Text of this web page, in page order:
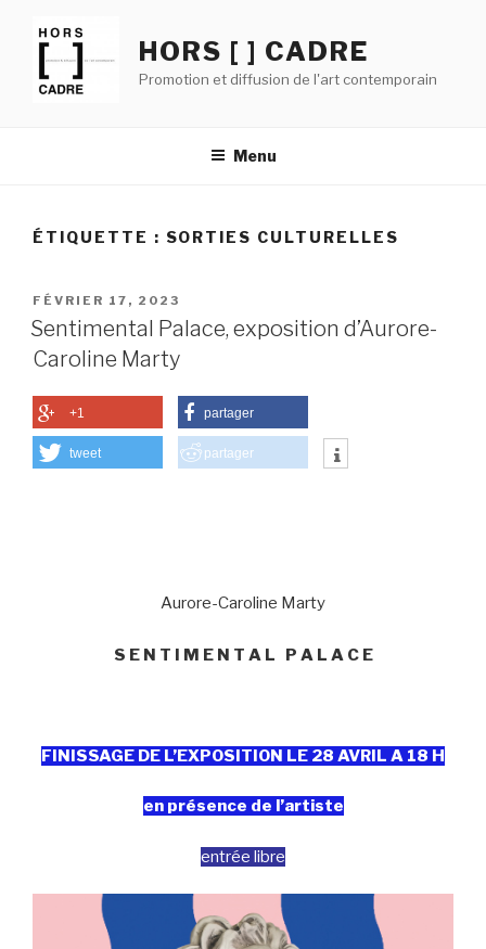
contenu
principal
HORS [ ] CADRE
Promotion et diffusion de l'art contemporain
Menu
ÉTIQUETTE : SORTIES CULTURELLES
PUBLIÉ
LE
FÉVRIER 17, 2023
Sentimental Palace, exposition d’Aurore-
Caroline Marty
+1 partager
tweet partager
Aurore-Caroline Marty
S E N T I M E N T A L P A L A C E
FINISSAGE DE L’EXPOSITION LE 28 AVRIL A 18 H
en présence de l’artiste
entrée libre